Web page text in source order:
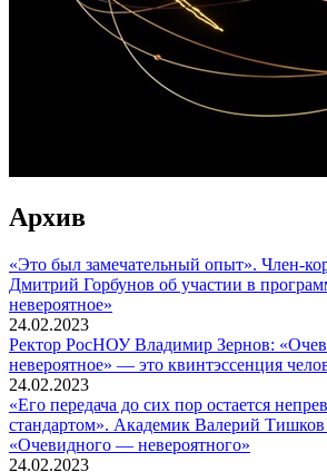
Архив
«Это был замечательный опыт». Член-
Дмитрий Горбунов об участии в
невероятное»
24.02.2023
Ректор РосНОУ Владимир Зернов:
невероятное» — это квинтэссенция
24.02.2023
«Его передача до сих пор остается
стандартом». Академик Валерий
«Очевидного — невероятного»
24.02.2023